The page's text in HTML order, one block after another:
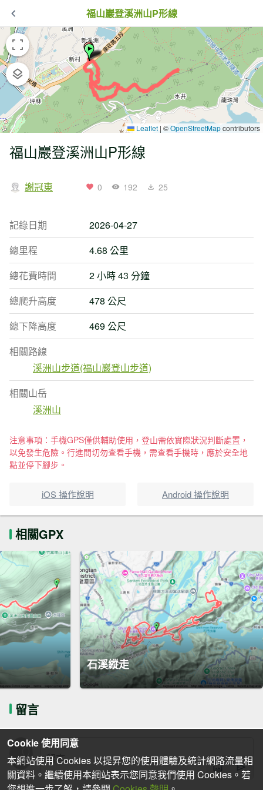
福山巖登溪洲山P形線
Leaflet | ©OpenStreetMapcontributors
福山巖登溪洲山P形線
謝冠東 0 192 25
記錄日期
2026-04-27
總里程
4.68 公里
總花費時間
2 小時 43 分鐘
總爬升高度
478 公尺
總下降高度
469 公尺
相關路線
溪洲山步道(福山巖登山步道)
相關山岳
溪洲山
注意事項：手機GPS僅供輔助使用，登山需依實際狀況判斷處置，
以免發生危險。行進間切勿查看手機，需查看手機時，應於安全地
點並停下腳步。
iOS 操作說明 Android 操作說明
相關GPX
石溪縱走
留言
Cookie 使用同意
本網站使用 Cookies 以提昇您的使用體驗及統計網路流量相
關資料。繼續使用本網站表示您同意我們使用 Cookies。若